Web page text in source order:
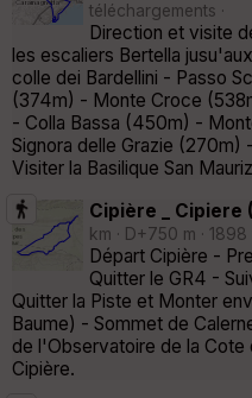
téléchargements ·
Direction et visite
les escaliers Bertella
colle dei Bardellini - Passo
(374m) - Monte Croce
- Colla Bassa (450m) -
Signora delle Grazie (270m)
Visiter la Basilique San
Cipière _ Cipiere
km · D+750 m ·
Départ Cipière -
Quitter le GR4 -
Quitter la Piste et Monter
Baume) - Sommet de
de l'Observatoire de la Cote
Cipière.